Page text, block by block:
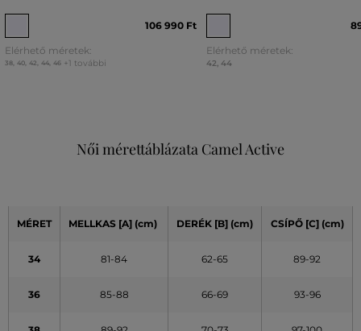
106 990 Ft
Elérhető méretek:
38, 40, 42, 44, 46 +1 további
Elérhető méretek:
42, 44
Női mérettáblázata Camel Active
MÉRET MELLKAS [A] (cm) DERÉK [B] (cm) CSÍPŐ[C] (cm)
34 81-84 62-65 89-92
36 85-88 66-69 93-96